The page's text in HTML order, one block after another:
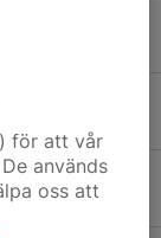
för att vår
används
oss att